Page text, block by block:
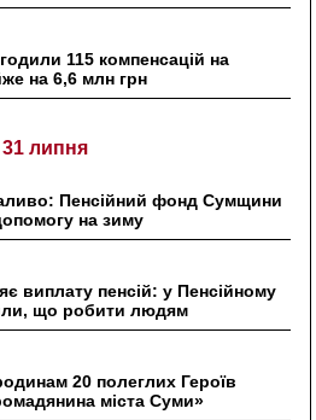
115 компенсацій на
на 6,6 млн грн
31 липня
Пенсійний фонд Сумщини
на зиму
виплату пенсій: у Пенсійному
що робити людям
20 полеглих Героїв
міста Суми»